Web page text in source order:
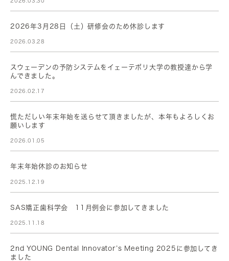
2026年3月28日（土）研修会のため休診します
2026.03.28
スウェーデンの予防システムをイェーテボリ大学の教授達から学
んできました。
2026.02.17
慌ただしい年末年始を送らせて頂きましたが、本年もよろしくお
願いします
2026.01.05
年末年始休診のお知らせ
2025.12.19
SAS矯正歯科学会 11月例会に参加してきました
2025.11.18
2nd YOUNG Dental Innovator’s Meeting 2025に参加してき
ました